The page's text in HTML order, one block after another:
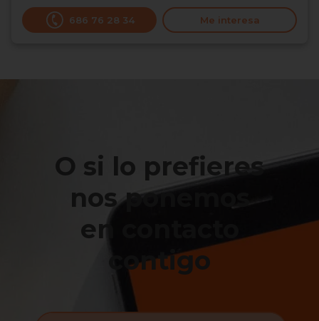
686 76 28 34 Me interesa
O si lo prefieres
nos ponemos
en contacto
contigo